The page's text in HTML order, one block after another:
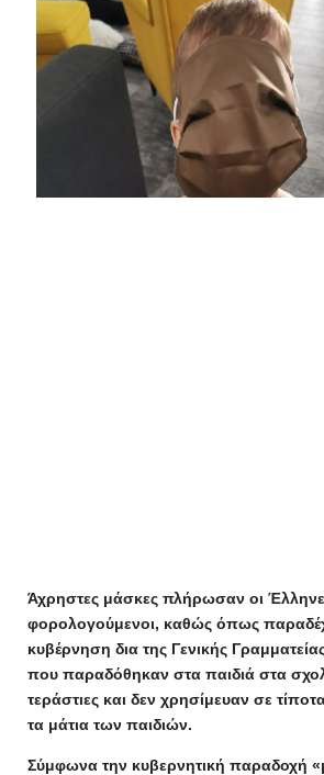
Άχρηστες μάσκες πλήρωσαν οι
φορολογούμενοι, καθώς όπως
κυβέρνηση δια της Γενικής
που παραδόθηκαν στα παιδιά στα
τεράστιες και δεν χρησίμευαν σε
τα μάτια των παιδιών.
Σύμφωνα την κυβερνητική παραδοχή